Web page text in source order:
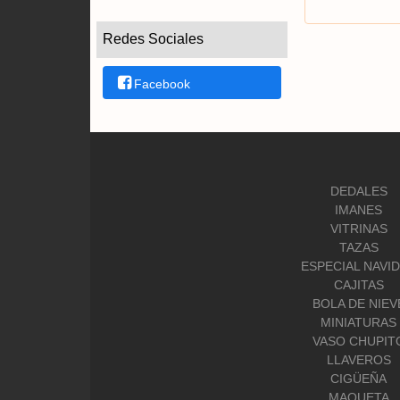
Redes Sociales
Facebook
DEDALES
IMANES
VITRINAS
TAZAS
ESPECIAL
CAJITAS
BOLA DE
MINIATURAS
VASO
LLAVEROS
CIGÜEÑA